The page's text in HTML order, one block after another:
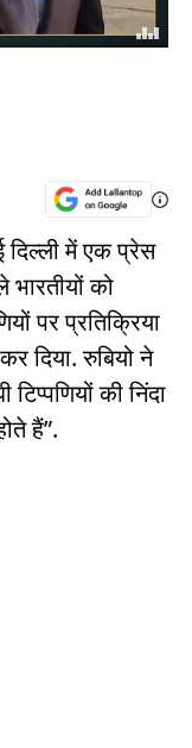
दिल्ली में एक प्रेस
को
पर प्रतिक्रिया
दिया. रुबियो ने
की निंदा
हैं”.